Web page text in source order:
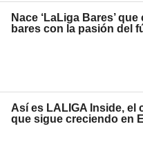
Nace ‘LaLiga Bares’
bares con la pasión del
Así es LALIGA Inside, el
que sigue creciendo en